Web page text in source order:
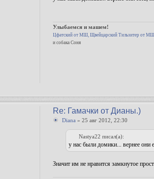
Улыбаемся и машем!
Цфатский от МШ, Щвейцарский Тильзитер от
и собака Соня
Re: Гамачки от Дианы.)
Diana » 25 авг 2012, 22:30
Nastya22 писал(а):
у нас были домики... вернее они
Значит им не нравится замкнутое